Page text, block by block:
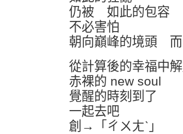
仍被 如此的包容
不必害怕
朝向巔峰的境頭
從計算後的幸福中
赤裸的 new soul
覺醒的時刻到了
一起去吧
創→「ㄔㄨㄤˋ」